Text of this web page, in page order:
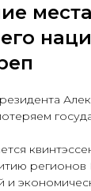
регионов
и